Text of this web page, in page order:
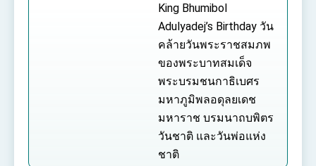
King Bhumibol
Adulyadej’s Birthday วัน
คล้ายวันพระราชสมภพ
ของพระบาทสมเด็จ
พระบรมชนกาธิเบศร
มหาภูมิพลอดุลยเดช
มหาราช บรมนาถบพิตร
วันชาติ และวันพ่อแห่ง
ชาติ